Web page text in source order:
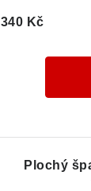
340 Kč
Plochý